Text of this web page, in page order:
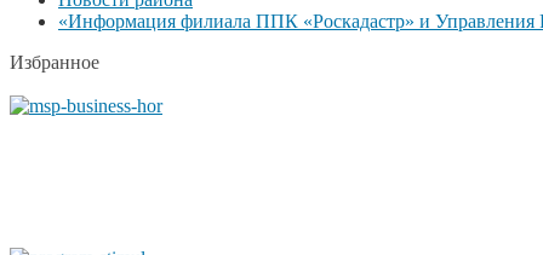
«Информация филиала ППК «Роскадастр» и Управления
Избранное